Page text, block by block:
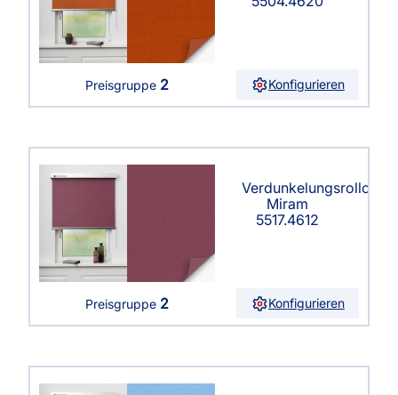
Preisgruppe 2 Konfigurieren
Verdunkelungsrollo
Miram
5517.4612
Preisgruppe 2 Konfigurieren